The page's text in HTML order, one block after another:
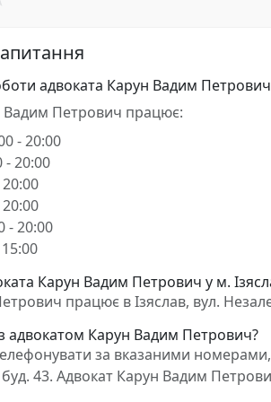
адвоката Карун Вадим
Вадим Петрович працює:
- 20:00
- 20:00
- 20:00
Карун Вадим Петрович у м.
працює в Ізяслав, вул.
адвокатом Карун Вадим Петрович?
за вказаними номерами,
43. Адвокат Карун Вадим